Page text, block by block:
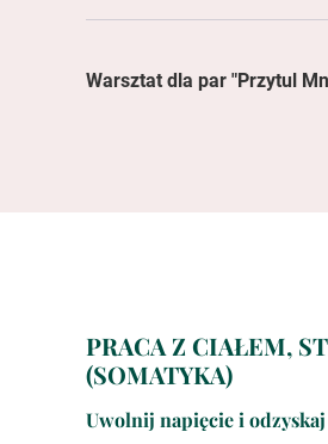
PRACA Z CIAŁEM,
(SOMATYKA)
Uwolnij napięcie i
Warsztat dla par "Przytul